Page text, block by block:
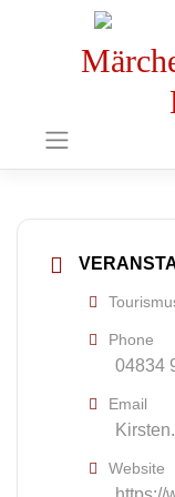
Phone
04834
Email
Website